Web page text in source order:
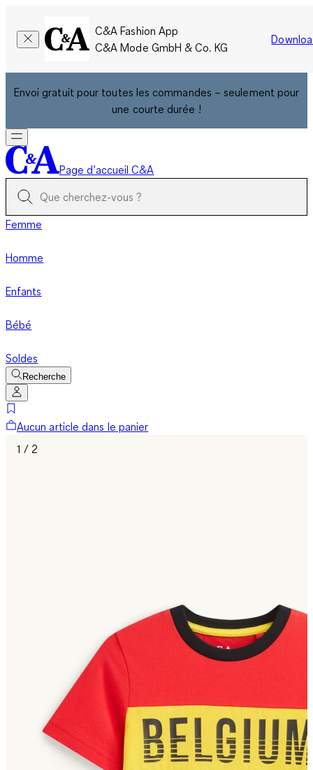
C&A Fashion App
C&A Mode GmbH & Co. KG
Envoi gratuit pour toutes les commandes – seulement pour
une courte durée !
Page d’accueil C&A
Femme
Homme
Enfants
Bébé
Soldes
Recherche
Aucun article dans le panier
1 / 2